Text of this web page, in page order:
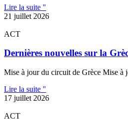
Lire la suite "
21 juillet 2026
ACT
Dernières nouvelles sur la
Mise à jour du circuit de Grèce Mise à
Lire la suite "
17 juillet 2026
ACT